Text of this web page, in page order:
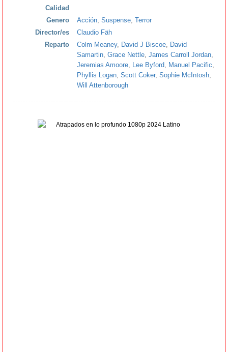
Calidad
Genero
Acción Suspense Terror
Director/es
Claudio Fäh
Reparto
Colm Meaney, David J Biscoe
David
Samartin Grace Nettle James Carroll Jordan
Jeremias Amoore
Lee Byford Manuel Pacific
Phyllis Logan Scott Coker, Sophie McIntosh
Will Attenborough